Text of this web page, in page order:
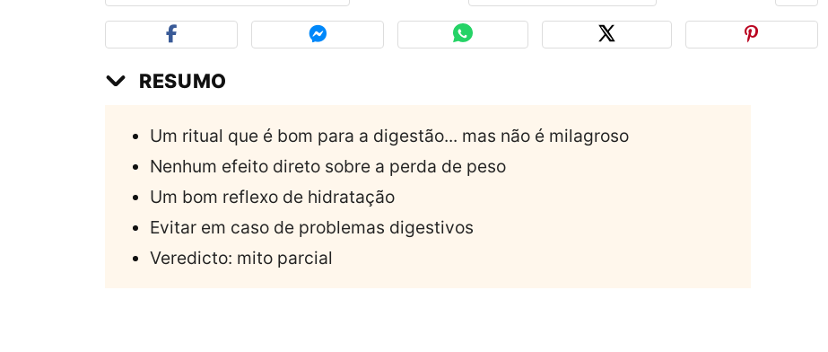
RESUMO
Um ritual que é bom para a digestão... mas não é milagroso
Nenhum efeito direto sobre a perda de peso
Um bom reflexo de hidratação
Evitar em caso de problemas digestivos
Veredicto: mito parcial